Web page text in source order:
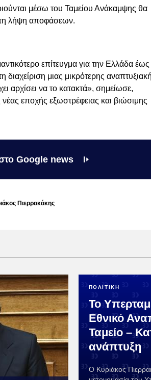
μέσω του Ταμείου Ανάκαμψης θα
τη λήψη αποφάσεων.
επίτευγμα για την Ελλάδα έως
μιας μικρότερης
αρχίσει να το κατακτά», σημείωσε,
εποχής εξωστρέφειας και βιώσιμης
Google news
Πιερρακάκης
ΠΟΛΙΤΙΚΗ
Το
Εθνικό
Ταμείο –
ανάπτυξη
Ο Κυριάκος